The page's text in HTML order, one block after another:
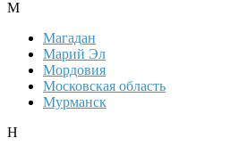
М
Магадан
Марий Эл
Мордовия
Московская область
Мурманск
Н